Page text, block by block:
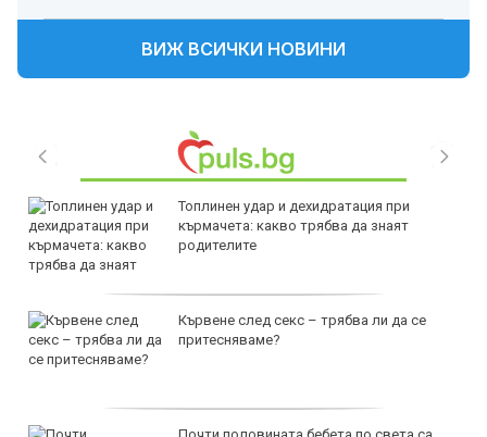
ВИЖ ВСИЧКИ НОВИНИ
Топлинен удар и дехидратация при
кърмачета: какво трябва да знаят
родителите
Кървене след секс – трябва ли да се
притесняваме?